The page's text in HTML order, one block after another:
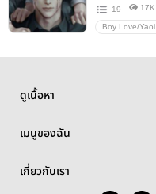
19 17K
Boy Love/Yaoi
ดูเนื้อหา
เมนูของฉัน
เกี่ยวกับเรา